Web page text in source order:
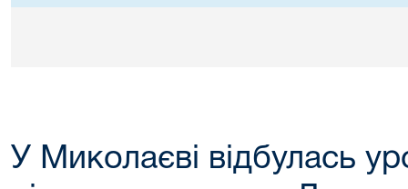
У Миколаєві відбулась